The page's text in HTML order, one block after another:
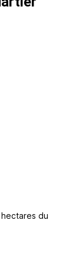
du